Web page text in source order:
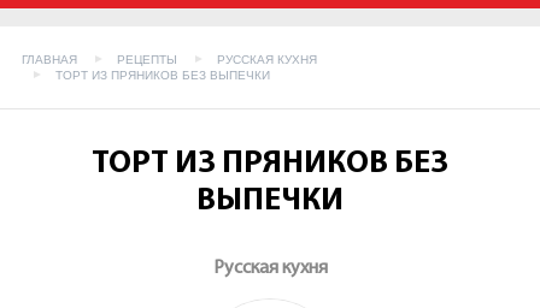
ГЛАВНАЯ РЕЦЕПТЫ
РУССКАЯ КУХНЯ
ТОРТ ИЗ ПРЯНИКОВ БЕЗ ВЫПЕЧКИ
ТОРТ ИЗ ПРЯНИКОВ БЕЗ
ВЫПЕЧКИ
Русская кухня